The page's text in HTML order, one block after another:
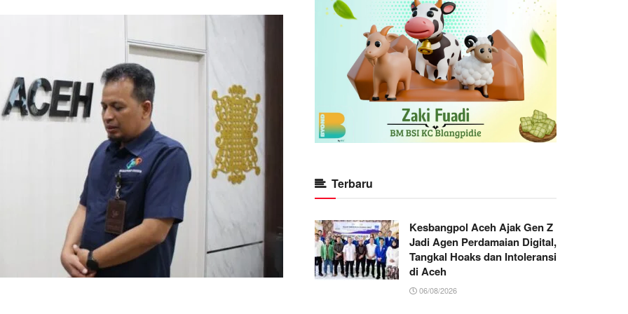
Terbaru
Kesbangpol Aceh Ajak Gen Z
Jadi Agen Perdamaian Digital,
Tangkal Hoaks dan Intoleransi
di Aceh
06/08/2026